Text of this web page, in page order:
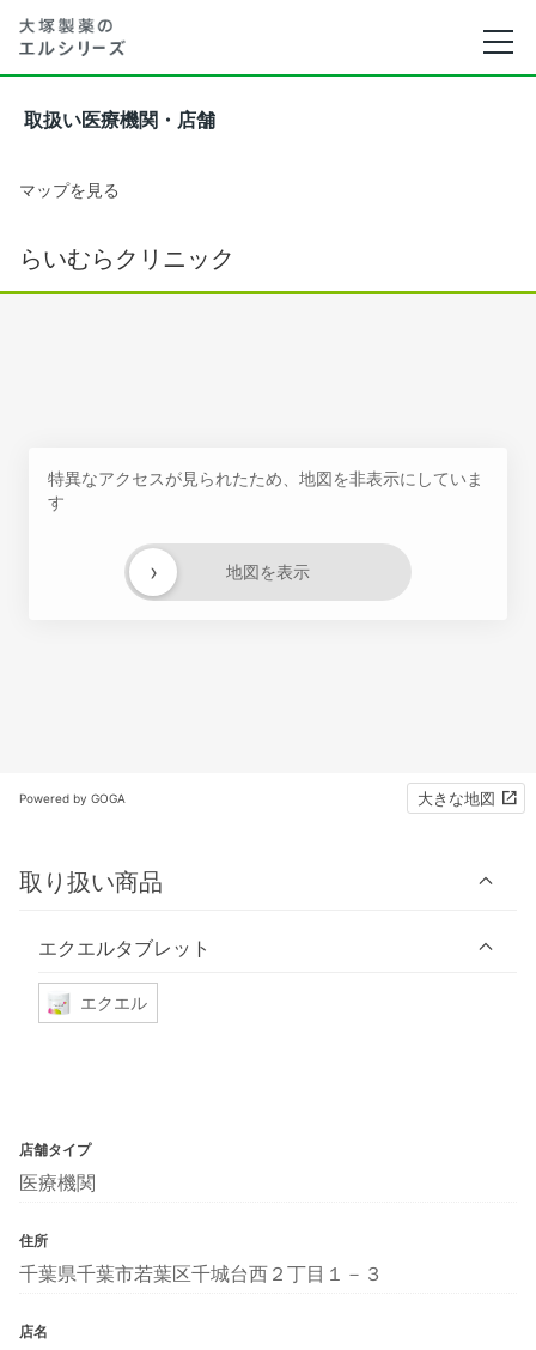
取扱い医療機関・店舗
マップを見る
らいむらクリニック
特異なアクセスが見られたため、地図を非表示にしていま
す
地図を表示
›
Powered by GOGA 大きな地図
取り扱い商品
エクエルタブレット
エクエル
店舗タイプ
医療機関
住所
千葉県千葉市若葉区千城台西２丁目１－３
店名